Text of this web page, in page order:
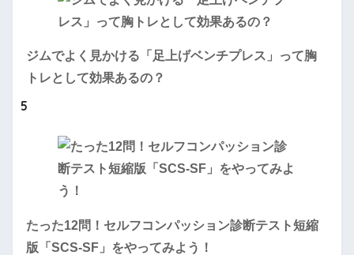
ジムでよく見かける「足上げベンチプレス」って胸
トレとして効果あるの？
5
たった12問！セルフコンパッション診断テスト短縮
版「SCS-SF」をやってみよう！